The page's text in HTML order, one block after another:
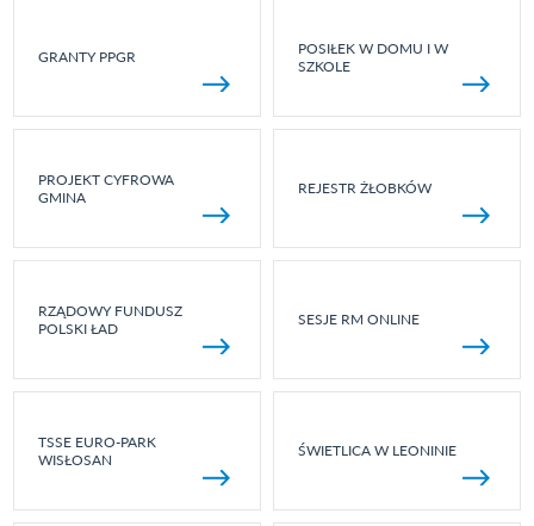
GRANTY PPGR
POSIŁEK W DOMU I W
SZKOLE
PROJEKT CYFROWA
GMINA
REJESTR ŻŁOBKÓW
RZĄDOWY FUNDUSZ
POLSKI ŁAD
SESJE RM ONLINE
TSSE EURO-PARK
WISŁOSAN
ŚWIETLICA W LEONINIE